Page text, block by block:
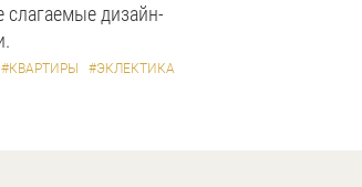
слагаемые дизайн-
#КВАРТИРЫ
#ЭКЛЕКТИКА